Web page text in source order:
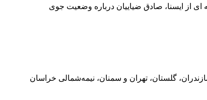
از ایسنا، صادق ضیاییان درباره وضعیت جوی
(۲۱ خرداد) در دامنه‌های البرز مرکزی واقع در مازندران، گلستان، تهران و سمنان، نیمه‌شمالی خراسان